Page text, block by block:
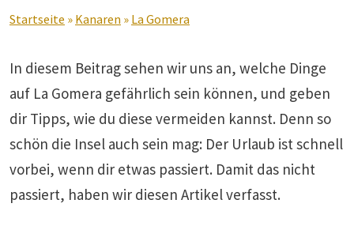
Startseite » Kanaren » La Gomera
In diesem Beitrag sehen wir uns an, welche Dinge
auf La Gomera gefährlich sein können, und geben
dir Tipps, wie du diese vermeiden kannst. Denn so
schön die Insel auch sein mag: Der Urlaub ist schnell
vorbei, wenn dir etwas passiert. Damit das nicht
passiert, haben wir diesen Artikel verfasst.